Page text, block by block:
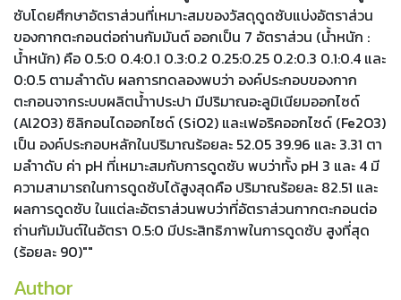
ซับโดยศึกษาอัตราส่วนที่เหมาะสมของวัสดุดูดซับแบ่งอัตราส่วน
ของกากตะกอนต่อถ่านกัมมันต์ ออกเป็น 7 อัตราส่วน (น้ำหนัก :
นํ้าหนัก) คือ 0.5:0 0.4:0.1 0.3:0.2 0.25:0.25 0.2:0.3 0.1:0.4 และ
0:0.5 ตามลำาดับ ผลการทดลองพบว่า องค์ประกอบของกาก
ตะกอนจากระบบผลิตน้ำาประปา มีปริมาณอะลูมิเนียมออกไซด์
(Al2O3) ซิลิกอนไดออกไซด์ (SiO2) และเฟอริคออกไซด์ (Fe2O3)
เป็น องค์ประกอบหลักในปริมาณร้อยละ 52.05 39.96 และ 3.31 ตา
มลำาดับ ค่า pH ที่เหมาะสมกับการดูดซับ พบว่าทั้ง pH 3 และ 4 มี
ความสามารถในการดูดซับได้สูงสุดคือ ปริมาณร้อยละ 82.51 และ
ผลการดูดซับ ในแต่ละอัตราส่วนพบว่าที่อัตราส่วนกากตะกอนต่อ
ถ่านกัมมันต์ในอัตรา 0.5:0 มีประสิทธิภาพในการดูดซับ สูงที่สุด
(ร้อยละ 90)""
Author